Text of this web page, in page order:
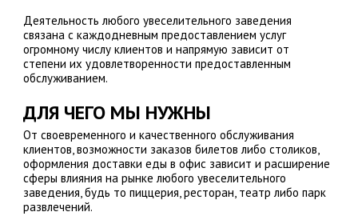
Деятельность любого увеселительного заведения
связана с каждодневным предоставлением услуг
огромному числу клиентов и напрямую зависит от
степени их удовлетворенности предоставленным
обслуживанием.
ДЛЯ ЧЕГО МЫ НУЖНЫ
От своевременного и качественного обслуживания
клиентов, возможности заказов билетов либо столиков,
оформления доставки еды в офис зависит и расширение
сферы влияния на рынке любого увеселительного
заведения, будь то пиццерия, ресторан, театр либо парк
развлечений.